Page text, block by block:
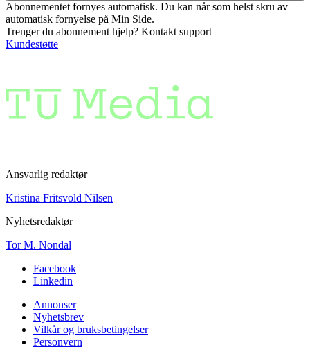
Abonnementet fornyes automatisk. Du kan når som helst skru av
automatisk fornyelse på Min Side.
Trenger du abonnement hjelp? Kontakt support
Kundestøtte
Ansvarlig redaktør
Kristina Fritsvold Nilsen
Nyhetsredaktør
Tor M. Nondal
Facebook
Linkedin
Annonser
Nyhetsbrev
Vilkår og bruksbetingelser
Personvern